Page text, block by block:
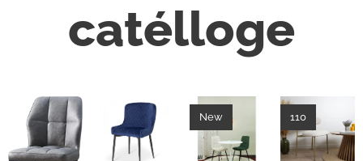
catélloge
New 110